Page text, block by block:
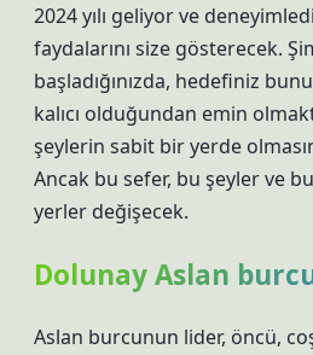
2024 yılı geliyor ve
faydalarını size gösterecek.
başladığınızda, hedefiniz
kalıcı olduğundan emin
şeylerin sabit bir yerde
Ancak bu sefer, bu şeyler ve
yerler değişecek.
Dolunay Aslan
Aslan burcunun lider, öncü,